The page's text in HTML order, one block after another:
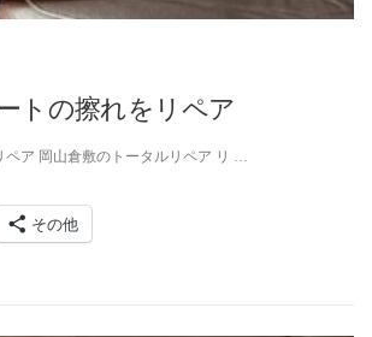
トの擦れをリペア
ペア 岡山倉敷のトータルリペア リ …
その他